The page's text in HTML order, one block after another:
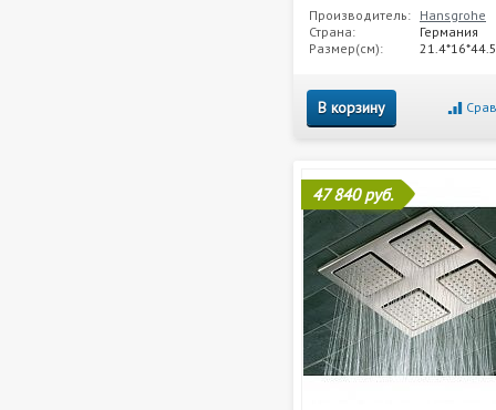
Производитель: Hansgrohe
Страна:
Германия
Размер(см):
21.4*16*44.5
В корзину
47 840 руб.